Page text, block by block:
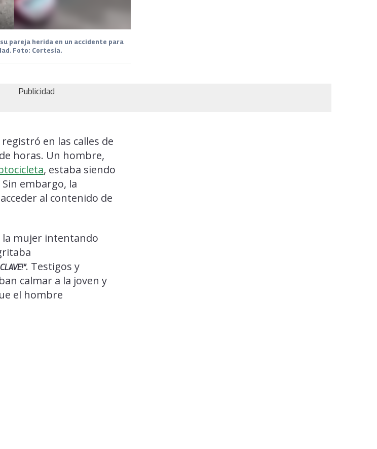
pareja herida en un accidente para
Foto: Cortesía.
Publicidad
en las calles de
horas. Un hombre,
, estaba siendo
embargo, la
al contenido de
la mujer intentando
. Testigos y
calmar a la joven y
el hombre